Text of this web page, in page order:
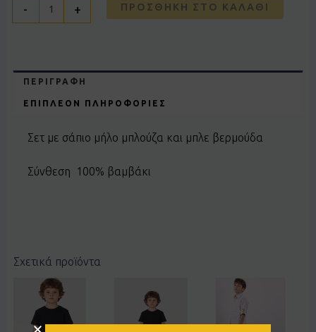
- + ΠΡΟΣΘΉΚΗ ΣΤΟ ΚΑΛΆΘΙ
ΠΕΡΙΓΡΑΦΉ
ΕΠΙΠΛΈΟΝ ΠΛΗΡΟΦΟΡΊΕΣ
Σετ με σάπιο μήλο μπλούζα και μπλε βερμούδα
Σύνθεση 100% βαμβάκι
Σχετικά προϊόντα